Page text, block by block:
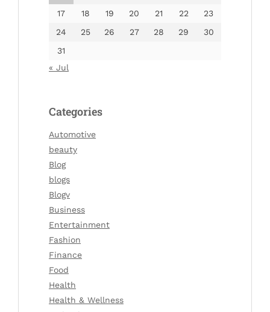
17
18 19 20 21 22
23
24
25 26 27 28 29
30
31
« Jul
Categories
Automotive
beauty
Blog
blogs
Blogv
Business
Entertainment
Fashion
Finance
Food
Health
Health & Wellness